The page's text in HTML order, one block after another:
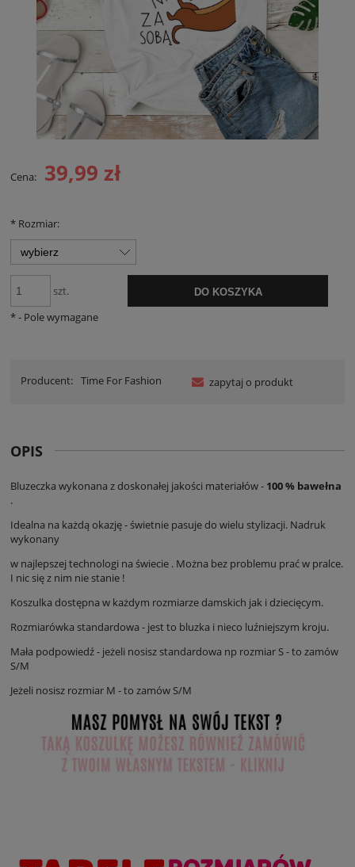
Cena: 39,99 zł
* Rozmiar:
szt. DO KOSZYKA
*- Pole wymagane
Producent: Time For Fashion zapytaj o produkt
OPIS
Bluzeczka wykonana z doskonałej jakości materiałów - 100 % bawełna
.
Idealna na każdą okazję - świetnie pasuje do wielu stylizacji. Nadruk
wykonany
w najlepszej technologi na świecie . Można bez problemu prać w pralce.
I nic się z nim nie stanie !
Koszulka dostępna w każdym rozmiarze damskich jak i dziecięcym.
Rozmiarówka standardowa - jest to bluzka i nieco luźniejszym kroju.
Mała podpowiedź - jeżeli nosisz standardowa np rozmiar S - to zamów
S/M
Jeżeli nosisz rozmiar M - to zamów S/M